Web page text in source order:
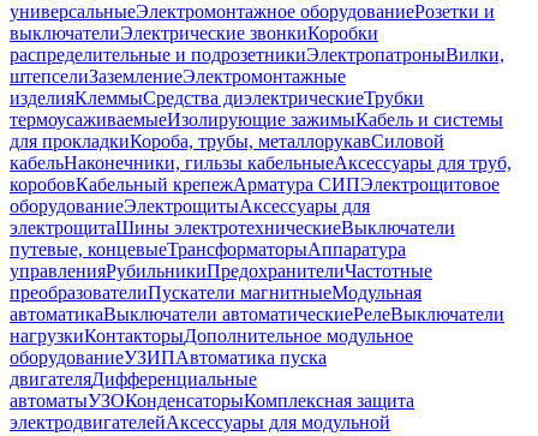
универсальныеЭлектромонтажное оборудованиеРозетки и
выключателиЭлектрические звонкиКоробки
распределительные и подрозетникиЭлектропатроныВилки,
штепселиЗаземлениеЭлектромонтажные
изделияКлеммыСредства диэлектрическиеТрубки
термоусаживаемыеИзолирующие зажимыКабель и системы
для прокладкиКороба, трубы, металлорукавСиловой
кабельНаконечники, гильзы кабельныеАксессуары для труб,
коробовКабельный крепежАрматура СИПЭлектрощитовое
оборудованиеЭлектрощитыАксессуары для
электрощитаШины электротехническиеВыключатели
путевые, концевыеТрансформаторыАппаратура
управленияРубильникиПредохранителиЧастотные
преобразователиПускатели магнитныеМодульная
автоматикаВыключатели автоматическиеРелеВыключатели
нагрузкиКонтакторыДополнительное модульное
оборудованиеУЗИПАвтоматика пуска
двигателяДифференциальные
автоматыУЗОКонденсаторыКомплексная защита
электродвигателейАксессуары для модульной